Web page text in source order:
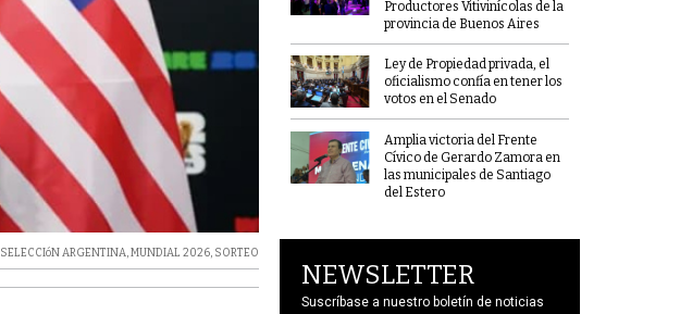
SELECCIóN ARGENTINA,MUNDIAL 2026, SORTEO
Productores Vitivinícolas de la
provincia de Buenos Aires
Ley de Propiedad privada, el
oficialismo confía en tener los
votos en el Senado
Amplia victoria del Frente
Cívico de Gerardo Zamora en
las municipales de Santiago
del Estero
NEWSLETTER
Suscríbase a nuestro boletín de noticias